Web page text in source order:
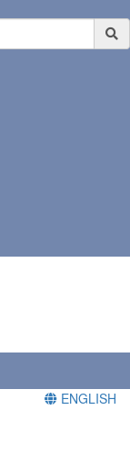
ENGLISH